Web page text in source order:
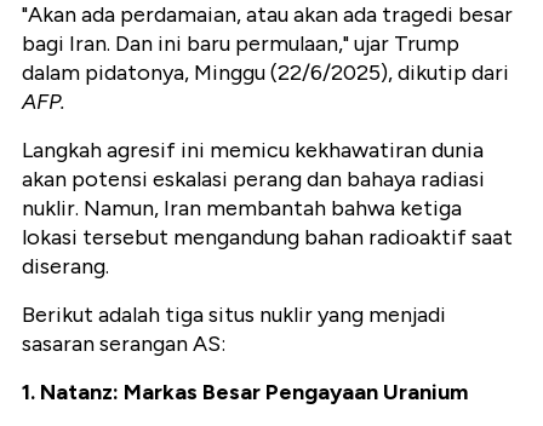
"Akan ada perdamaian, atau akan ada tragedi besar
bagi Iran. Dan ini baru permulaan,"ujar Trump
dalam pidatonya, Minggu (22/6/2025), dikutip dari
AFP.
Langkah agresif ini memicu kekhawatiran dunia
akan potensi eskalasi perang dan bahaya radiasi
nuklir. Namun, Iran membantah bahwa ketiga
lokasi tersebut mengandung bahan radioaktif saat
diserang.
Berikut adalah tiga situs nuklir yang menjadi
sasaran serangan AS:
1. Natanz: Markas Besar Pengayaan Uranium